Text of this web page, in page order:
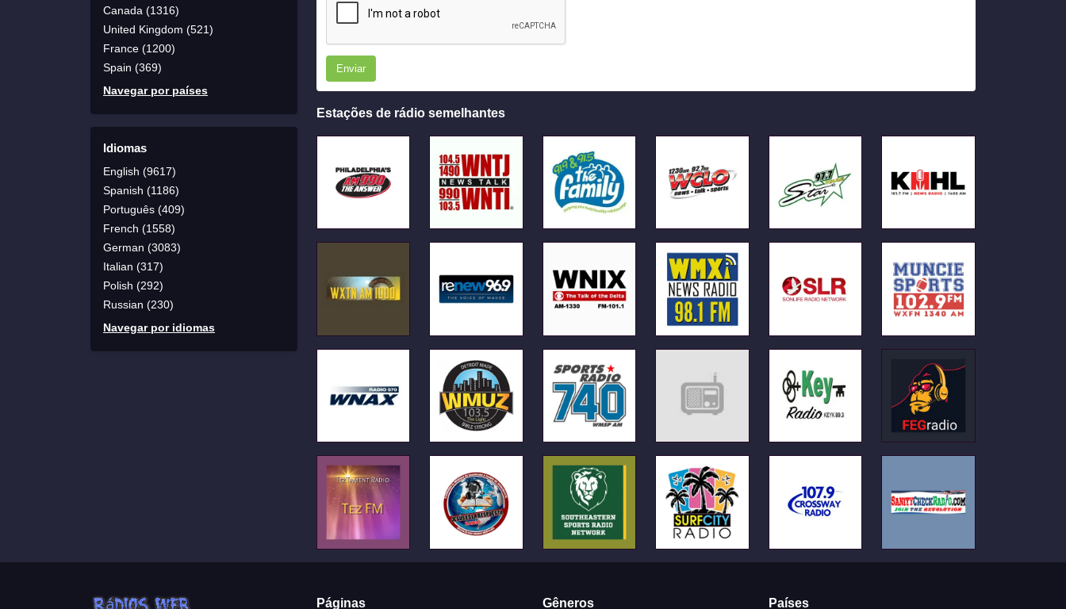
Canada (1316)
United Kingdom (521)
France (1200)
Spain (369)
Navegar por países
Idiomas
English (9617)
Spanish (1186)
Português (409)
French (1558)
German (3083)
Italian (317)
Polish (292)
Russian (230)
Navegar por idiomas
Enviar
Estações de rádio semelhantes
Páginas Gêneros Países